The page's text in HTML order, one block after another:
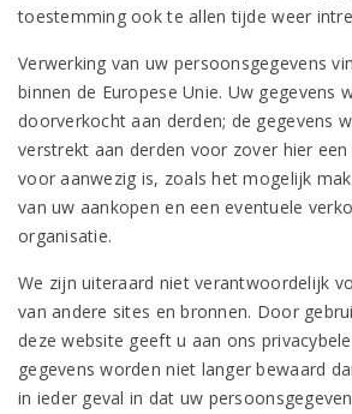
toestemming ook te allen tijde weer
Verwerking van uw persoonsgegevens
binnen de Europese Unie. Uw gegevens
doorverkocht aan derden; de gegevens
verstrekt aan derden voor zover hier
voor aanwezig is, zoals het mogelijk
van uw aankopen en een eventuele
organisatie.
We zijn uiteraard niet verantwoordelijk
van andere sites en bronnen. Door
deze website geeft u aan ons
gegevens worden niet langer bewaard
in ieder geval in dat uw